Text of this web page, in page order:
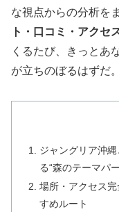
な視点からの分析を
ト・口コミ・アクセ
くるたび、きっとあ
が立ちのぼるはずだ。
ジャングリア沖
る“森のテーマパ
場所・アクセス
すめルート